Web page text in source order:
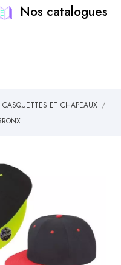
Nos catalogues
CASQUETTES ET CHAPEAUX